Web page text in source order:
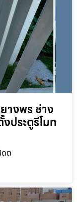
างพร ช่าง
ประตูรีโมท
ดต